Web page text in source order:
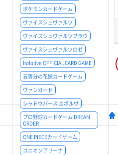
ポケモンカードゲーム
ヴァイスシュヴァルツ
ヴァイスシュヴァルツブラウ
ヴァイスシュヴァルツロゼ
hololive OFFICIAL CARD GAME
五等分の花嫁カードゲーム
ヴァンガード
シャドウバース エボルヴ
プロ野球カードゲーム DREAM
ORDER
ONE PIECEカードゲーム
ユニオンアリーナ